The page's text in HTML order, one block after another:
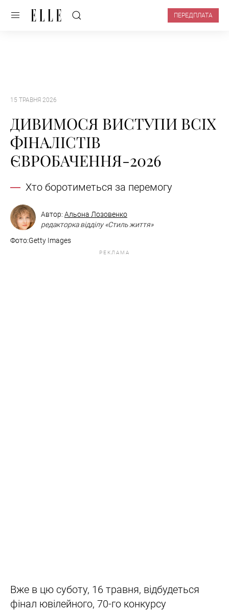
ПЕРЕДПЛАТА
15 ТРАВНЯ 2026
ДИВИМОСЯ ВИСТУПИ ВСІХ
ФІНАЛІСТІВ
ЄВРОБАЧЕННЯ-2026
Хто боротиметься за перемогу
Автор: Альона Лозовенко
редакторка відділу «Стиль життя»
Фото:​​Getty Images
РЕКЛАМА
Вже в цю суботу, 16 травня, відбудеться
фінал ювілейного, 70-го конкурсу